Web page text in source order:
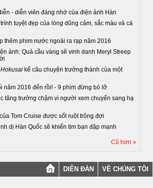
- diễn viên đáng nhớ của điện ảnh Hàn
tuyệt đẹp của lòng dũng cảm, sắc màu và cá
thêm phim nước ngoài ra rạp năm 2016
ảnh: Quả cầu vàng sẽ vinh danh Meryl Streep
kể câu chuyện trưởng thành của một
năm 2016 đến rồi! - 9 phim đừng bỏ lỡ
tăng trưởng chậm vì người xem chuyển sang hạ
Tom Cruise được sốt ruột trông đợi
dị Hàn Quốc sẽ khiến tim bạn đập mạnh
Cũ hơn »
DIỄN ĐÀN VỀ CHÚNG TÔI